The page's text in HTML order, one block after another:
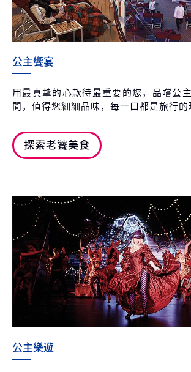
公主饗宴
用最真摯的心款待最重要的您，品嚐公
閒，值得您細細品味，每一口都是旅行的
探索老饕美食
公主樂遊